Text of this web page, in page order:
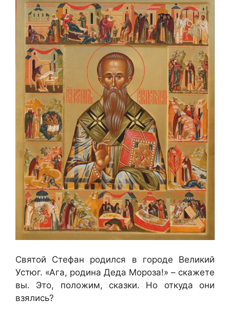
Святой Стефан родился в городе Великий
Устюг. «Ага, родина Деда Мороза!» – скажете
вы. Это, положим, сказки. Но откуда они
взялись?